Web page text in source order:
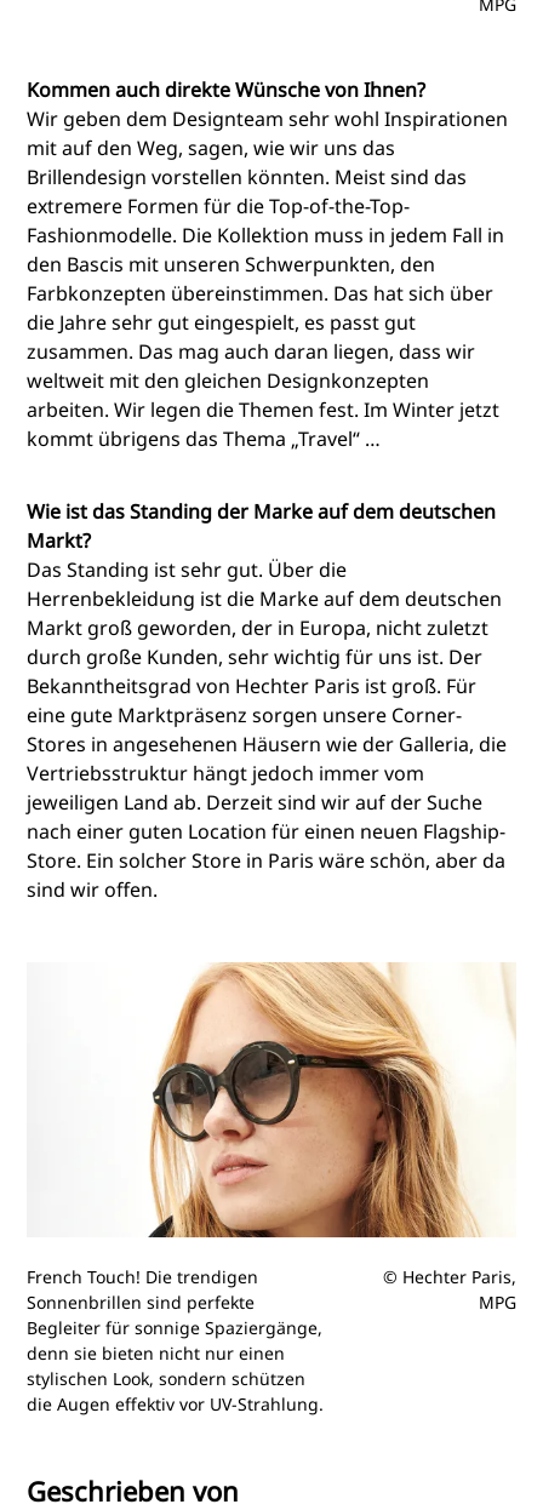
Kommen auch direkte Wünsche von Ihnen?
Wir geben dem Designteam sehr wohl Inspirationen
mit auf den Weg, sagen, wie wir uns das
Brillendesign vorstellen könnten. Meist sind das
extremere Formen für die Top-of-the-Top-
Fashionmodelle. Die Kollektion muss in jedem Fall in
den Bascis mit unseren Schwerpunkten, den
Farbkonzepten übereinstimmen. Das hat sich über
die Jahre sehr gut eingespielt, es passt gut
zusammen. Das mag auch daran liegen, dass wir
weltweit mit den gleichen Designkonzepten
arbeiten. Wir legen die Themen fest. Im Winter jetzt
kommt übrigens das Thema „Travel“ …
Wie ist das Standing der Marke auf dem deutschen
Markt?
Das Standing ist sehr gut. Über die
Herrenbekleidung ist die Marke auf dem deutschen
Markt groß geworden, der in Europa, nicht zuletzt
durch große Kunden, sehr wichtig für uns ist. Der
Bekanntheitsgrad von Hechter Paris ist groß. Für
eine gute Marktpräsenz sorgen unsere Corner-
Stores in angesehenen Häusern wie der Galleria, die
Vertriebsstruktur hängt jedoch immer vom
jeweiligen Land ab. Derzeit sind wir auf der Suche
nach einer guten Location für einen neuen Flagship-
Store. Ein solcher Store in Paris wäre schön, aber da
sind wir offen.
French Touch! Die trendigen
Sonnenbrillen sind perfekte
Begleiter für sonnige Spaziergänge,
denn sie bieten nicht nur einen
stylischen Look, sondern schützen
die Augen effektiv vor UV-Strahlung.
© Hechter Paris,
MPG
Geschrieben von